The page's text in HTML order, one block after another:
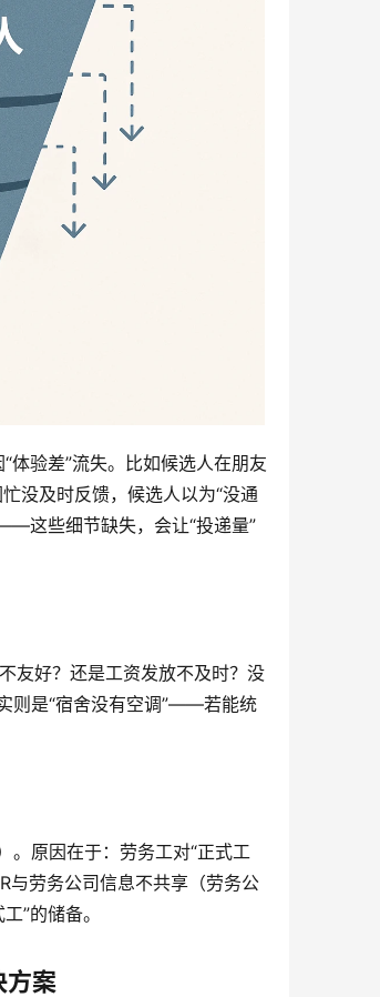
验差”流失。比如候选人在朋友
没及时反馈，候选人以为“没通
这些细节缺失，会让“投递量”
友好？还是工资发放不及时？没
则是“宿舍没有空调”——若能统
。原因在于：劳务工对“正式工
与劳务公司信息不共享（劳务公
”的储备。
方案